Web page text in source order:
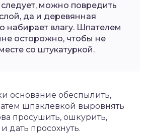
можно повредить
да и деревянная
набирает влагу. Шпателем
осторожно, чтобы не
со штукатуркой.
основание обеспылить,
шпаклевкой выровнять
просушить, ошкурить,
и дать просохнуть.